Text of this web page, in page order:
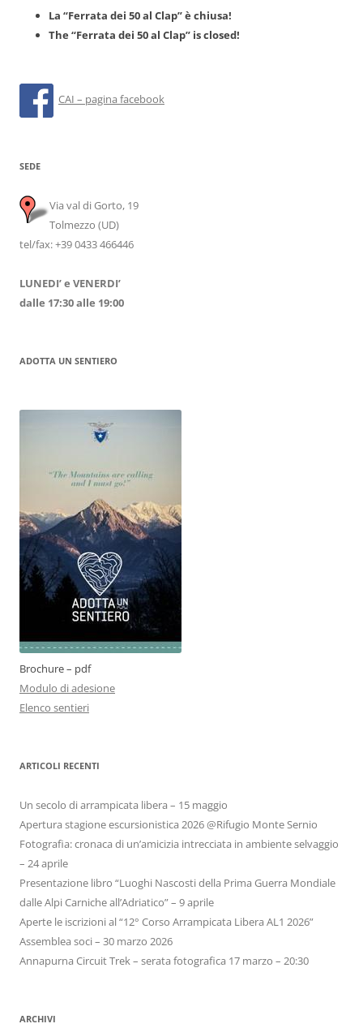
La “Ferrata dei 50 al Clap” è chiusa!
The “Ferrata dei 50 al Clap” is closed!
CAI – pagina facebook
SEDE
Via val di Gorto, 19
Tolmezzo (UD)
tel/fax: +39 0433 466446
LUNEDI’ e VENERDI’
dalle 17:30 alle 19:00
ADOTTA UN SENTIERO
Brochure – pdf
Modulo di adesione
Elenco sentieri
ARTICOLI RECENTI
Un secolo di arrampicata libera – 15 maggio
Apertura stagione escursionistica 2026 @Rifugio Monte Sernio
Fotografia: cronaca di un’amicizia intrecciata in ambiente selvaggio
– 24 aprile
Presentazione libro “Luoghi Nascosti della Prima Guerra Mondiale
dalle Alpi Carniche all’Adriatico” – 9 aprile
Aperte le iscrizioni al “12° Corso Arrampicata Libera AL1 2026”
Assemblea soci – 30 marzo 2026
Annapurna Circuit Trek – serata fotografica 17 marzo – 20:30
ARCHIVI